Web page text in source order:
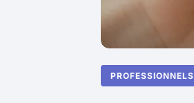
PROFESSIONNELS